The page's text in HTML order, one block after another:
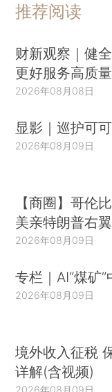
推荐阅读
财新观察｜健
更好服务高质
2026年08月08日
显影｜巡护可
2026年08月09日
【商圈】哥伦
美亲特朗普右
2026年08月09日
专栏｜AI“煤矿
2026年08月09日
境外收入征税
详解(含视频)
2026年08月09日